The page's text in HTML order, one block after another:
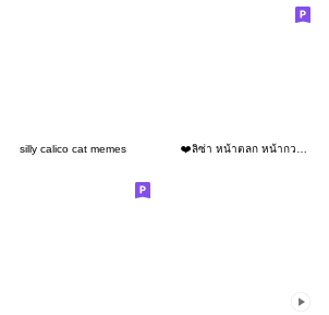
silly calico cat memes